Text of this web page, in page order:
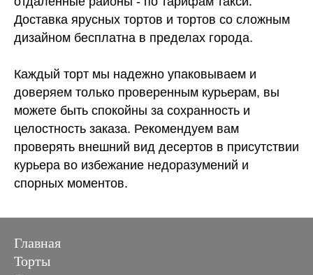
Доставка ярусных тортов и тортов со сложным
дизайном бесплатна в пределах города.
Каждый торт мы надежно упаковываем и
доверяем только проверенным курьерам, вы
можете быть спокойны за сохранность и
целостность заказа. Рекомендуем вам
проверять внешний вид десертов в присутствии
курьера во избежание недоразумений и
спорных моментов.
Главная
Торты